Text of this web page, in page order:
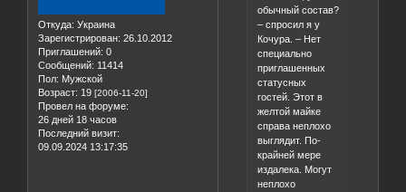
Откуда: Украина
Зарегистрирован: 26.10.2012
Приглашений: 0
Сообщений: 11414
Пол: Мужской
Возраст: 19 [2006-11-20]
Провел на форуме:
26 дней 18 часов
Последний визит:
09.09.2024 13:17:35
обычный состав?
– спросил я у
Кочура. – Нет
специально
приглашенных
статусных
гостей. Этот в
желтой майке
справа неплохо
выглядит. По-
крайней мере
издалека. Могут
неплохо